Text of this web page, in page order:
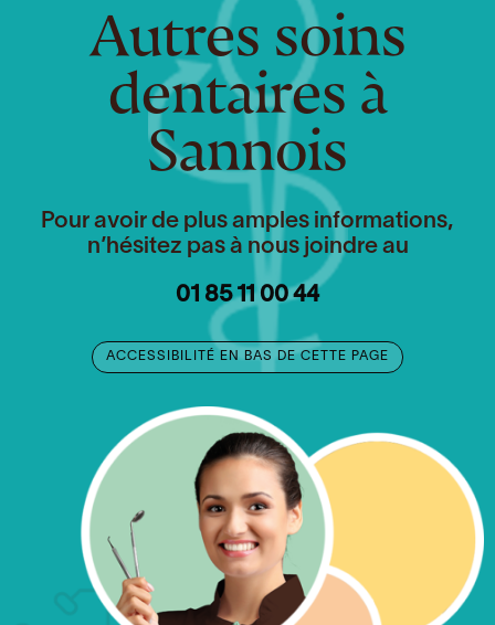
Autres soins
dentaires à
Sannois
Pour avoir de plus amples informations,
n’hésitez pas à nous joindre au
01 85 11 00 44
ACCESSIBILITÉ EN BAS DE CETTE PAGE